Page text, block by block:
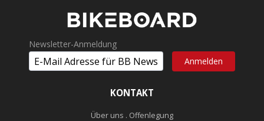
Newsletter-Anmeldung
KONTAKT
Über uns . Offenlegung